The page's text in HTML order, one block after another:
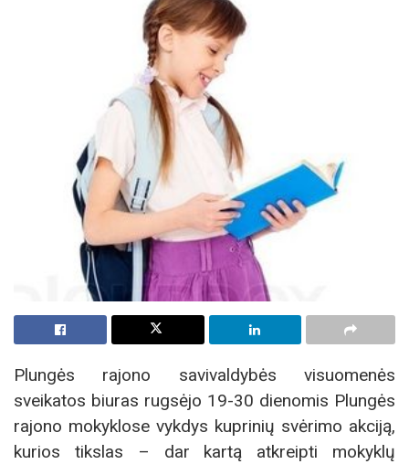
Plungės rajono savivaldybės visuomenės
sveikatos biuras rugsėjo 19-30 dienomis Plungės
rajono mokyklose vykdys kuprinių svėrimo akciją,
kurios tikslas – dar kartą atkreipti mokyklų